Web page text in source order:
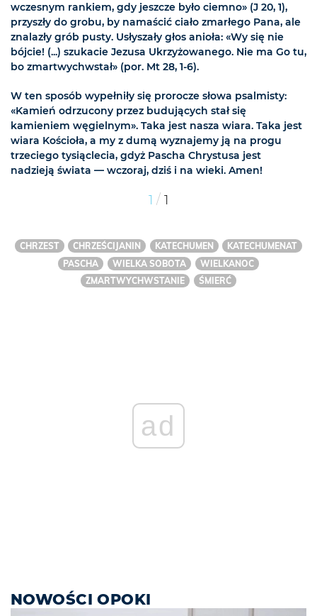
wczesnym rankiem, gdy jeszcze było ciemno» (J 20, 1),
przyszły do grobu, by namaścić ciało zmarłego Pana, ale
znalazły grób pusty. Usłyszały głos anioła: «Wy się nie
bójcie! (...) szukacie Jezusa Ukrzyżowanego. Nie ma Go tu,
bo zmartwychwstał» (por. Mt 28, 1-6).
W ten sposób wypełniły się prorocze słowa psalmisty:
«Kamień odrzucony przez budujących stał się
kamieniem węgielnym». Taka jest nasza wiara. Taka jest
wiara Kościoła, a my z dumą wyznajemy ją na progu
trzeciego tysiąclecia, gdyż Pascha Chrystusa jest
nadzieją świata — wczoraj, dziś i na wieki. Amen!
1 / 1
CHRZEST CHRZEŚCIJANIN KATECHUMEN
KATECHUMENAT
PASCHA
WIELKA SOBOTA
WIELKANOC
ZMARTWYCHWSTANIE
ŚMIERĆ
ad
NOWOŚCI OPOKI